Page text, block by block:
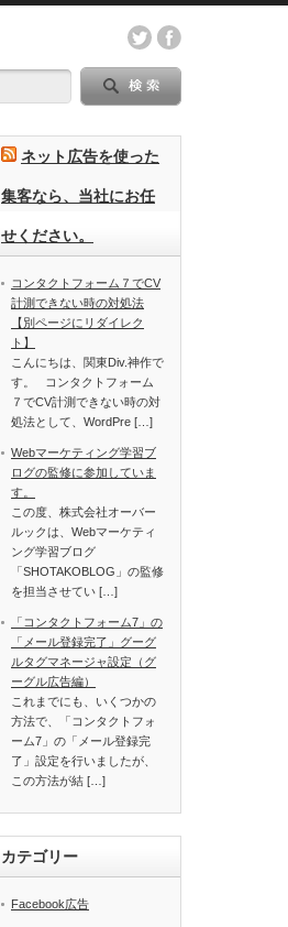
ネット広告を使った
集客なら、当社にお任
せください。
コンタクトフォーム７でCV
計測できない時の対処法
【別ページにリダイレク
ト】
こんにちは、関東Div.神作で
す。 コンタクトフォーム
７でCV計測できない時の対
処法として、WordPre […]
Webマーケティング学習ブ
ログの監修に参加していま
す。
この度、株式会社オーバー
ルックは、Webマーケティ
ング学習ブログ
「SHOTAKOBLOG」の監修
を担当させてい […]
「コンタクトフォーム7」の
「メール登録完了」グーグ
ルタグマネージャ設定（グ
ーグル広告編）
これまでにも、いくつかの
方法で、「コンタクトフォ
ーム7」の「メール登録完
了」設定を行いましたが、
この方法が結 […]
カテゴリー
Facebook広告